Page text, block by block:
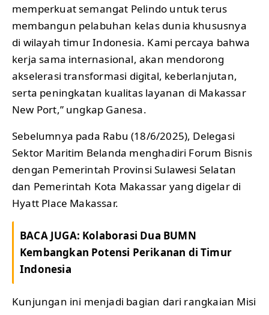
memperkuat semangat Pelindo untuk terus
membangun pelabuhan kelas dunia khususnya
di wilayah timur Indonesia. Kami percaya bahwa
kerja sama internasional, akan mendorong
akselerasi transformasi digital, keberlanjutan,
serta peningkatan kualitas layanan di Makassar
New Port,” ungkap Ganesa.
Sebelumnya pada Rabu (18/6/2025), Delegasi
Sektor Maritim Belanda menghadiri Forum Bisnis
dengan Pemerintah Provinsi Sulawesi Selatan
dan Pemerintah Kota Makassar yang digelar di
Hyatt Place Makassar.
BACA JUGA: Kolaborasi Dua BUMN
Kembangkan Potensi Perikanan di Timur
Indonesia
Kunjungan ini menjadi bagian dari rangkaian Misi